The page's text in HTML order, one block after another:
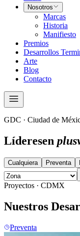
Nosotros
Marcas
Historia
Manifiesto
Premios
Desarrollos
Arte
Blog
Contacto
GDC · Ciudad de
Líderesen
Cualquiera Preventa
Proyectos · CDMX
Nuestros
Preventa